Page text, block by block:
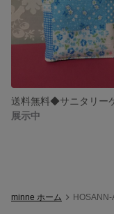
展示中
minne ホーム